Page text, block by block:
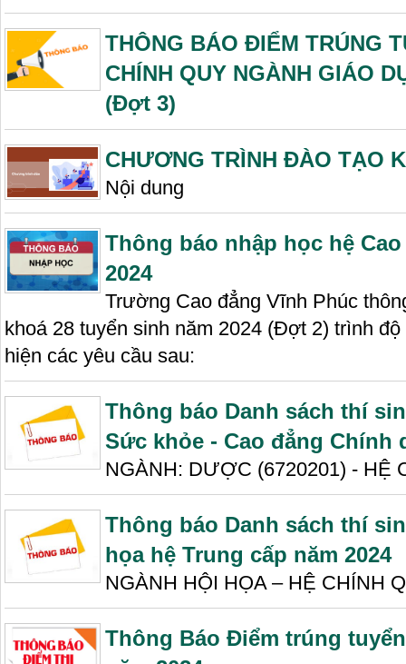
THÔNG BÁO ĐIỂM TRÚNG
CHÍNH QUY NGÀNH GIÁO
(Đợt 3)
CHƯƠNG TRÌNH ĐÀO TẠO
Nội dung
Thông báo nhập học hệ
2024
Trường Cao đẳng Vĩnh Phúc
khoá 28 tuyển sinh năm 2024 (Đợt 2) trình
hiện các yêu cầu sau:
Thông báo Danh sách thí
Sức khỏe - Cao đẳng Chính
NGÀNH: DƯỢC (6720201) - HỆ
Thông báo Danh sách thí
họa hệ Trung cấp năm 2024
NGÀNH HỘI HỌA – HỆ CHÍNH
Thông Báo Điểm trúng